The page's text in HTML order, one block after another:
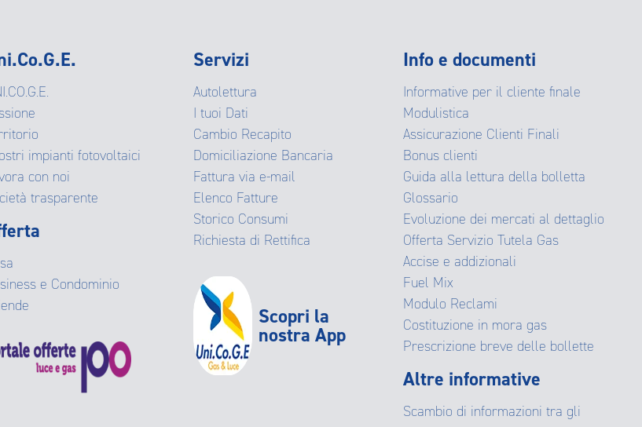
impianti fotovoltaici
con noi
trasparente
e Condominio
Servizi
Autolettura
I tuoi Dati
Cambio Recapito
Domiciliazione Bancaria
Fattura via e-mail
Elenco Fatture
Storico Consumi
Richiesta di Rettifica
Scopri la
nostra App
Info e documenti
Informative per il cliente finale
Modulistica
Assicurazione Clienti Finali
Bonus clienti
Guida alla lettura della bolletta
Glossario
Evoluzione dei mercati al dettaglio
Offerta Servizio Tutela Gas
Accise e addizionali
Fuel Mix
Modulo Reclami
Costituzione in mora gas
Prescrizione breve delle bollette
Altre informative
Scambio di informazioni tra gli